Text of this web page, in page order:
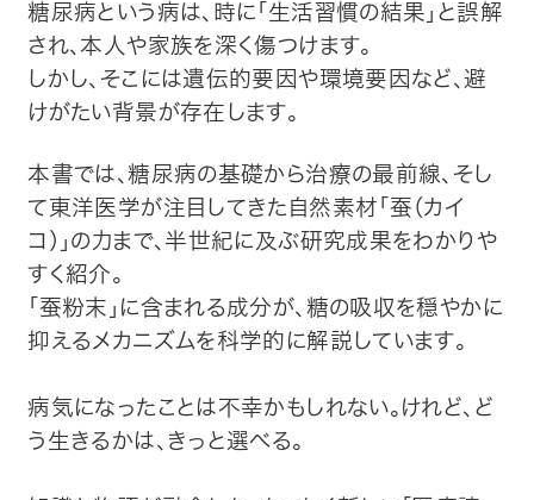
メディア紹介
購入方法
お問い合わせ
画像・文章の使用について
企業情報
糖尿病という病は、時に「生活習慣の結果」と誤解
され、本人や家族を深く傷つけます。
しかし、そこには遺伝的要因や環境要因など、避
けがたい背景が存在します。
本書では、糖尿病の基礎から治療の最前線、そし
て東洋医学が注目してきた自然素材「蚕（カイ
コ）」の力まで、半世紀に及ぶ研究成果をわかりや
すく紹介。
「蚕粉末」に含まれる成分が、糖の吸収を穏やかに
抑えるメカニズムを科学的に解説しています。
病気になったことは不幸かもしれない。けれど、ど
う生きるかは、きっと選べる。